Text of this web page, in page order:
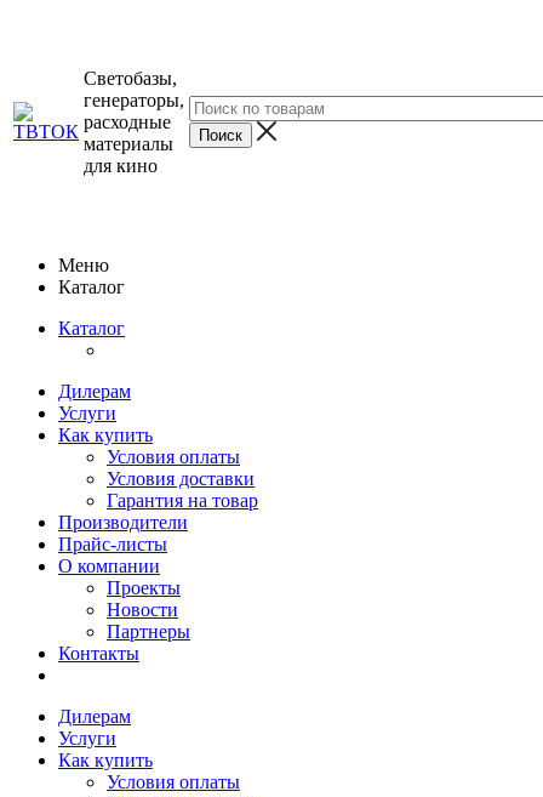
Светобазы,
генераторы,
расходные
материалы
для кино
Меню
Каталог
Каталог
Дилерам
Услуги
Как купить
Условия оплаты
Условия доставки
Гарантия на товар
Производители
Прайс-листы
О компании
Проекты
Новости
Партнеры
Контакты
Дилерам
Услуги
Как купить
Условия оплаты